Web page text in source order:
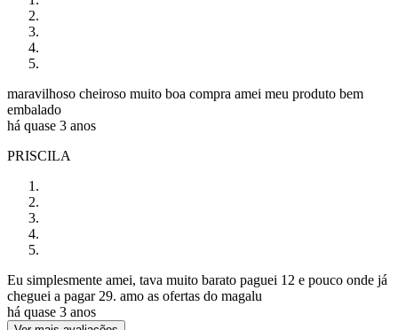
maravilhoso cheiroso muito boa compra amei meu produto bem
embalado
há quase 3 anos
PRISCILA
Eu simplesmente amei, tava muito barato paguei 12 e pouco onde já
cheguei a pagar 29. amo as ofertas do magalu
há quase 3 anos